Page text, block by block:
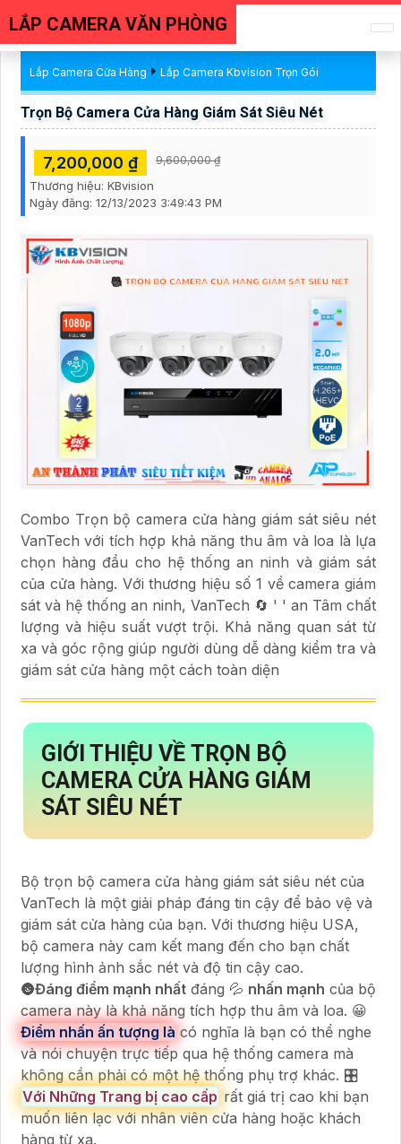
LẮP CAMERA VĂN PHÒNG
Lắp Camera Cửa Hàng Lắp Camera Kbvision Trọn Gói
Trọn Bộ Camera Cửa Hàng Giám Sát Siêu Nét
7,200,000 ₫ 9,600,000 ₫
Thương hiệu: KBvision
Ngày đăng: 12/13/2023 3:49:43 PM
Combo Trọn bộ camera cửa hàng giám sát siêu nét
VanTech với tích hợp khả năng thu âm và loa là lựa
chọn hàng đầu cho hệ thống an ninh và giám sát
của cửa hàng. Với thương hiệu số 1 về camera giám
sát và hệ thống an ninh, VanTech 🔄 ' ' an Tâm chất
lượng và hiệu suất vượt trội. Khả năng quan sát từ
xa và góc rộng giúp người dùng dễ dàng kiểm tra và
giám sát cửa hàng một cách toàn diện
GIỚI THIỆU VỀ TRỌN BỘ
CAMERA CỬA HÀNG GIÁM
SÁT SIÊU NÉT
Bộ trọn bộ camera cửa hàng giám sát siêu nét của
VanTech là một giải pháp đáng tin cậy để bảo vệ và
giám sát cửa hàng của bạn. Với thương hiệu USA,
bộ camera này cam kết mang đến cho bạn chất
lượng hình ảnh sắc nét và độ tin cậy cao.
🌚Đáng điểm mạnh nhất đáng 💦 nhấn mạnh của bộ
camera này là khả năng tích hợp thu âm và loa. 😀
Điểm nhấn ấn tượng là có nghĩa là bạn có thể nghe
và nói chuyện trực tiếp qua hệ thống camera mà
không cần phải có một hệ thống phụ trợ khác. 🎛
Với Những Trang bị cao cấp rất giá trị cao khi bạn
muốn liên lạc với nhân viên cửa hàng hoặc khách
hàng từ xa.